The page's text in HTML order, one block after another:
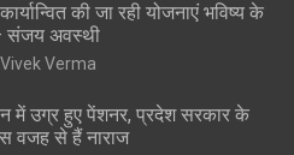
की जा रही योजनाएं भविष्य के
संजय अवस्थी
Vivek Verma
में उग्र हुए पेंशनर, प्रदेश सरकार के
वजह से हैं नाराज